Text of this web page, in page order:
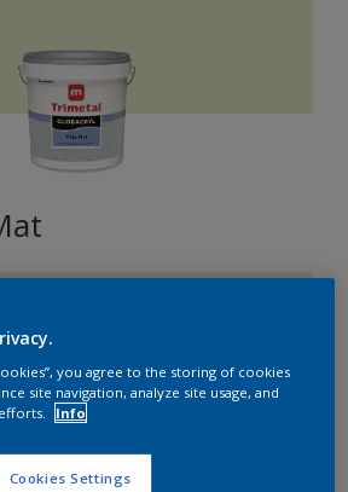
you agree to the storing of cookies
site navigation, analyze site usage, and
Info
Cookies Settings